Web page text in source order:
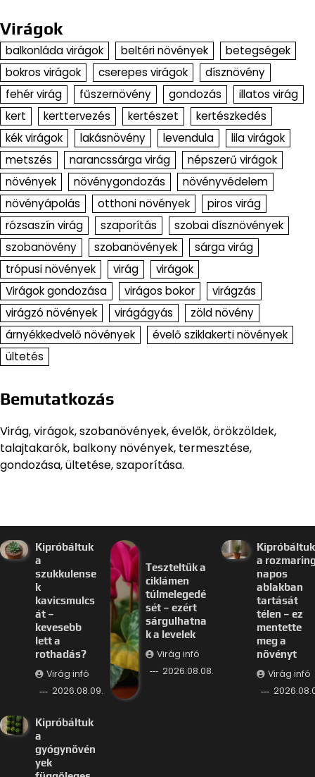
Virágok
balkonláda virágok beltéri növények
betegségek
bokros virágok
cserepes virágok
dísznövény
fehér virág
fűszernövény gondozás
illatos virág
kert
kerttervezés kertészet
kertészkedés
kék virágok
lakásnövény levendula
lila virágok
metszés
narancssárga virág
népszerű virágok
növények
növénygondozás
növényvédelem
növényápolás
otthoni növények
piros virág
rózsaszín virág
szaporítás
szobai dísznövények
szobanövény
szobanövények
sárga virág
trópusi növények
virág
virágok
Virágok gondozása
virágos bokor
virágzás
virágzó növények
virágágyás
zöld növény
árnyékkedvelő növények
évelő sziklakerti növények
ültetés
Bemutatkozás
Virág, virágok, szobanövények, évelők, örökzöldek,
talajtakarók, balkony növények, termesztése,
gondozása, ültetése, szaporítása.
Kipróbáltuk
a
szukkulense
k
kavicsmulcs
át –
kevesebb
lett a
rothadás?
Virág infó
2026.08.09.
Teszteltük a
ciklámen
túlmelegedé
sét – ezért
sárgulhatna
k a levelek
Virág infó
2026.08.08.
Kipróbáltuk
a
napos
ablakban
tartását
télen – ez
mentette
meg a
növényt
Virág infó
Kipróbáltuk
a
gyógynövén
yek